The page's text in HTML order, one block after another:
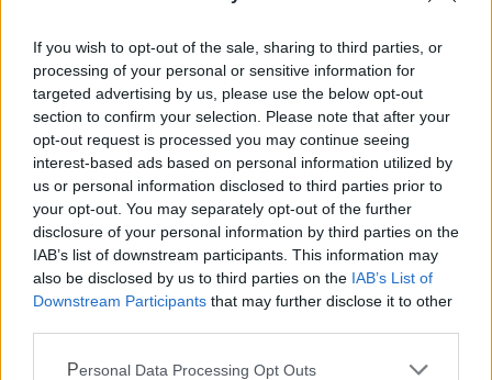
If you wish to opt-out of the sale, sharing to third parties, or
processing of your personal or sensitive information for
targeted advertising by us, please use the below opt-out
section to confirm your selection. Please note that after your
opt-out request is processed you may continue seeing
interest-based ads based on personal information utilized by
us or personal information disclosed to third parties prior to
your opt-out. You may separately opt-out of the further
disclosure of your personal information by third parties on the
IAB’s list of downstream participants. This information may
also be disclosed by us to third parties on the IAB’s List of
Downstream Participants that may further disclose it to other
Personal Data Processing Opt Outs
si presta molto bene a rappresentare lo scempio a cui
assistiamo. Che pensi ad essere coerente con le scelte
e le promesse fatte da lui e dal suo partito nel 2021.
In quanto a noi, Saverio Ramunno e Giancarla
Zaccaro, vogliamo tranquillizzare il paese e tutti gli
elettori di FDI affermando che lunedì saremo presenti in
consiglio comunale e voteremo contro l’assestamento
di bilancio, spiegandone i motivi!
Ricevi gratuitamente ogni giorno le notizie della tua